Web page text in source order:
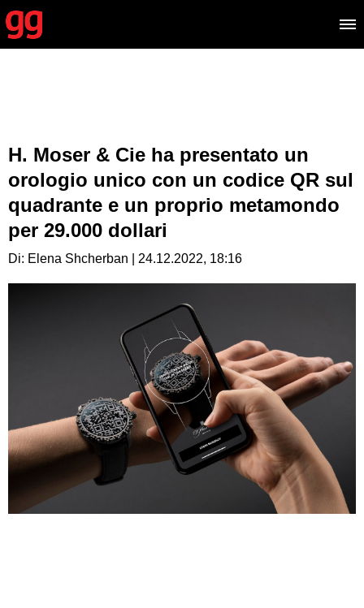
H. Moser & Cie ha presentato un
orologio unico con un codice QR sul
quadrante e un proprio metamondo
per 29.000 dollari
Di: Elena Shcherban | 24.12.2022, 18:16